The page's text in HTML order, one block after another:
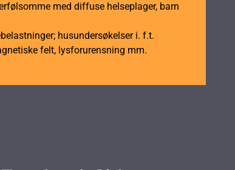
med diffuse helseplager, barn
husundersøkelser i. f.t.
felt, lysforurensning mm.